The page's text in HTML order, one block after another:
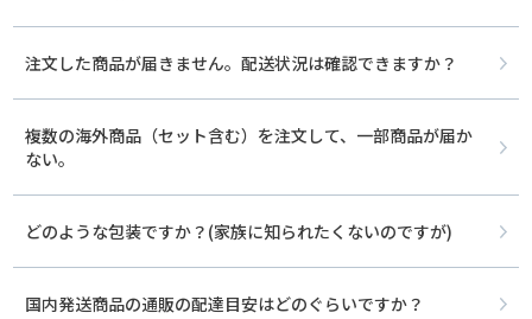
注文した商品が届きません。配送状況は確認できますか？
複数の海外商品（セット含む）を注文して、一部商品が届か
ない。
どのような包装ですか？(家族に知られたくないのですが)
国内発送商品の通販の配達目安はどのぐらいですか？